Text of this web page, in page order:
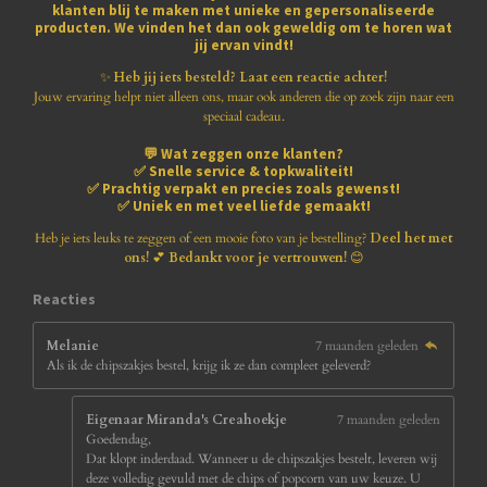
8
1
8
r
r r
e
r
r
e
r
r
e
r
r
e
n
klanten blij te maken met unieke en gepersonaliseerde
producten. We vinden het dan ook geweldig om te horen wat
jij ervan vindt!
✨ Heb jij iets besteld? Laat een reactie achter!
Jouw ervaring helpt niet alleen ons, maar ook anderen die op zoek zijn naar een
speciaal cadeau.
💬 Wat zeggen onze klanten?
✅ Snelle service & topkwaliteit!
✅ Prachtig verpakt en precies zoals gewenst!
✅ Uniek en met veel liefde gemaakt!
Heb je iets leuks te zeggen of een mooie foto van je bestelling? Deel het met
ons!💕 Bedankt voor je vertrouwen!😊
Reacties
Melanie
7 maanden geleden
Als ik de chipszakjes bestel, krijg ik ze dan compleet geleverd?
Eigenaar Miranda's Creahoekje
7 maanden geleden
Goedendag,
Dat klopt inderdaad. Wanneer u de chipszakjes bestelt, leveren wij
deze volledig gevuld met de chips of popcorn van uw keuze. U